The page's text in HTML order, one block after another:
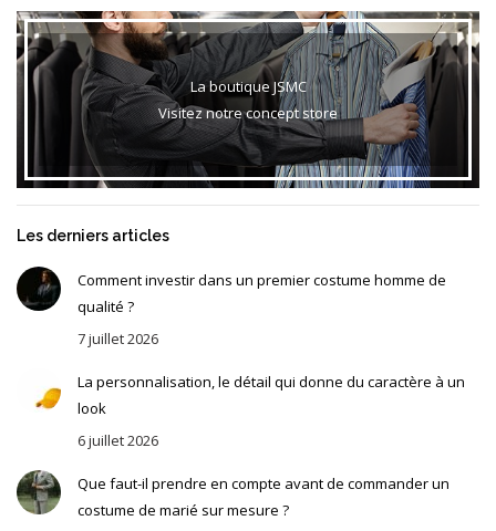
La boutique JSMC
Visitez notre concept store
Les derniers articles
Comment investir dans un premier costume homme de
qualité ?
7 juillet 2026
La personnalisation, le détail qui donne du caractère à un
look
6 juillet 2026
Que faut-il prendre en compte avant de commander un
costume de marié sur mesure ?